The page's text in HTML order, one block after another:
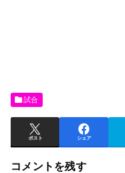
試合
ポスト シェア
コメントを残す